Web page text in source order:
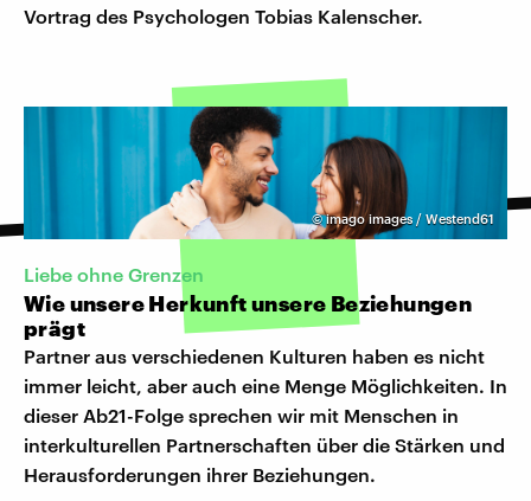
Vortrag des Psychologen Tobias Kalenscher.
©imago images / Westend61
Liebe ohne Grenzen
Wie unsere Herkunft unsere Beziehungen
prägt
Partner aus verschiedenen Kulturen haben es nicht
immer leicht, aber auch eine Menge Möglichkeiten. In
dieser Ab21-Folge sprechen wir mit Menschen in
interkulturellen Partnerschaften über die Stärken und
Herausforderungen ihrer Beziehungen.